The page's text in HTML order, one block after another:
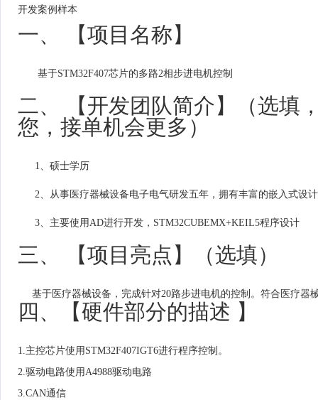
开发案例样本
一、 【项目名称】
基于STM32F407芯片的多路2相步进电机控制
二、 【开发团队简介】（选填
您，接单机会更多）
1、硕士学历
2、从事医疗器械设备电子电气研发五年，拥有丰富的嵌入式设计
3、主要使用AD进行开发，STM32CUBEMX+KEIL5程序设计
三、 【项目亮点】（选填）
基于医疗器械设备，完成针对20路步进电机的控制。符合医疗器
四、【硬件部分的描述 】
1.主控芯片使用 STM32F407IGT6进行程序控制。
2.驱动电路使用A4988驱动电路
3.CAN通信